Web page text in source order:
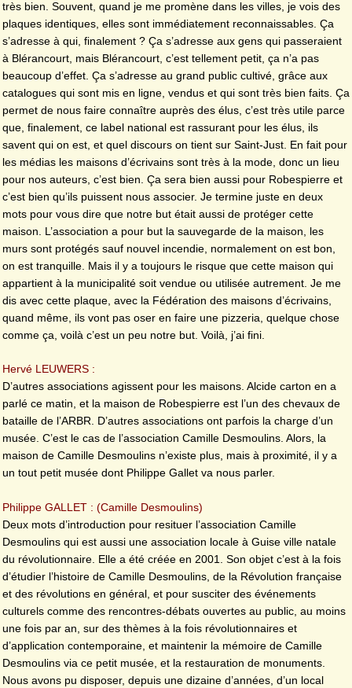
très bien. Souvent, quand je me promène dans les villes, je vois des
plaques identiques, elles sont immédiatement reconnaissables. Ça
s’adresse à qui, finalement ? Ça s’adresse aux gens qui passeraient
à Blérancourt, mais Blérancourt, c’est tellement petit, ça n’a pas
beaucoup d’effet. Ça s’adresse au grand public cultivé, grâce aux
catalogues qui sont mis en ligne, vendus et qui sont très bien faits. Ça
permet de nous faire connaître auprès des élus, c’est très utile parce
que, finalement, ce label national est rassurant pour les élus, ils
savent qui on est, et quel discours on tient sur Saint-Just. En fait pour
les médias les maisons d’écrivains sont très à la mode, donc un lieu
pour nos auteurs, c’est bien. Ça sera bien aussi pour Robespierre et
c’est bien qu’ils puissent nous associer. Je termine juste en deux
mots pour vous dire que notre but était aussi de protéger cette
maison. L’association a pour but la sauvegarde de la maison, les
murs sont protégés sauf nouvel incendie, normalement on est bon,
on est tranquille. Mais il y a toujours le risque que cette maison qui
appartient à la municipalité soit vendue ou utilisée autrement. Je me
dis avec cette plaque, avec la Fédération des maisons d’écrivains,
quand même, ils vont pas oser en faire une pizzeria, quelque chose
comme ça, voilà c’est un peu notre but. Voilà, j’ai fini.
Hervé LEUWERS :
D’autres associations agissent pour les maisons. Alcide carton en a
parlé ce matin, et la maison de Robespierre est l’un des chevaux de
bataille de l’ARBR. D’autres associations ont parfois la charge d’un
musée. C’est le cas de l’association Camille Desmoulins. Alors, la
maison de Camille Desmoulins n’existe plus, mais à proximité, il y a
un tout petit musée dont Philippe Gallet va nous parler.
Philippe GALLET : (Camille Desmoulins)
Deux mots d’introduction pour resituer l’association Camille
Desmoulins qui est aussi une association locale à Guise ville natale
du révolutionnaire. Elle a été créée en 2001. Son objet c’est à la fois
d’étudier l’histoire de Camille Desmoulins, de la Révolution française
et des révolutions en général, et pour susciter des événements
culturels comme des rencontres-débats ouvertes au public, au moins
une fois par an, sur des thèmes à la fois révolutionnaires et
d’application contemporaine, et maintenir la mémoire de Camille
Desmoulins via ce petit musée, et la restauration de monuments.
Nous avons pu disposer, depuis une dizaine d’années, d’un local